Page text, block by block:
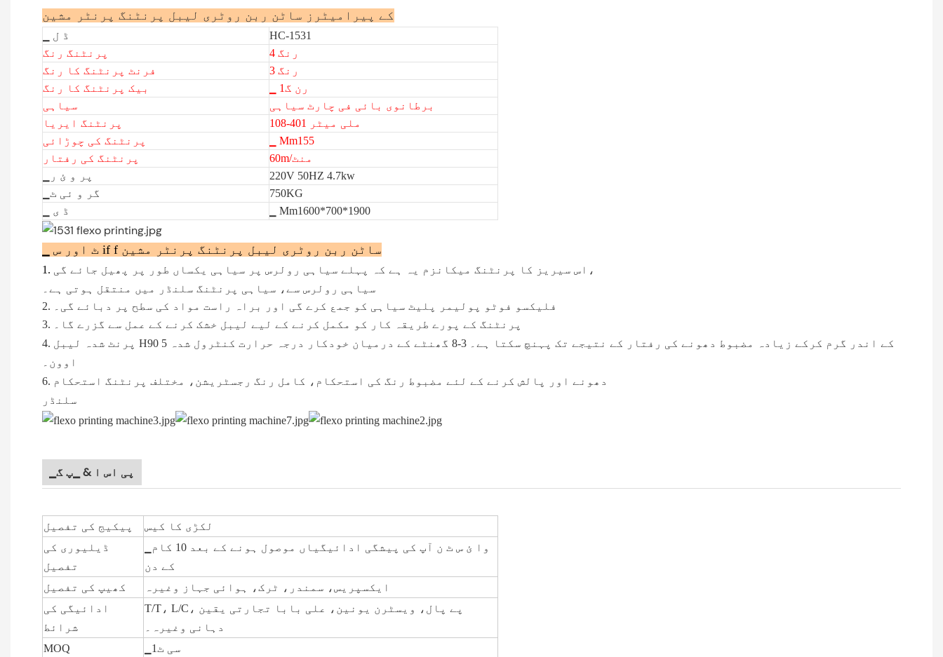
کے پیرامیٹرز ساٹن ربن روٹری لیبل پرنٹنگ پرنٹر مشین
▁ ڈ ل
HC-1531
پرنٹنگ رنگ
4 رنگ
فرنٹ پرنٹنگ کا رنگ
3 رنگ
بیک پرنٹنگ کا رنگ
▁ رن گ1
برطانوی بائی فی چارٹ سیاہی
پرنٹنگ ایریا
108-401 ملی میٹر
پرنٹنگ کی چوڑائی
▁ Mm155
پرنٹنگ کی رفتار
60m/منٹ
▁پر و ئ ر
220V 50HZ 4.7kw
▁گر و ئی ٹ
750KG
▁ ڈ ی
▁ Mm1600*700*1900
▁ ٹ اور س if f ساٹن ربن روٹری لیبل پرنٹنگ پرنٹر مشین
1.
اس سیریز کا پرنٹنگ میکانزم یہ ہے کہ پہلے سیاہی رولرس پر سیاہی یکساں طور پر پھیل جائے گی،
سیاہی رولرس سے، سیاہی پرنٹنگ سلنڈر میں منتقل ہوتی ہے۔
2. فلیکسو فوٹو پولیمر پلیٹ سیاہی کو جمع کرے گی اور براہ راست مواد کی سطح پر دبائے گی۔
3. پرنٹنگ کے پورے طریقہ کار کو مکمل کرنے کے لیے لیبل خشک کرنے کے عمل سے گزرے گا۔
4. پرنٹ شدہ لیبل H90 5 کے اندر گرم کرکے زیادہ مضبوط دھونے کی رفتار کے نتیجے تک پہنچ سکتا ہے۔ 3-8 گھنٹے کے درمیان خودکار درجہ حرارت کنٹرول شدہ
اوون۔
6. دھونے اور پالش کرنے کے لئے مضبوط رنگ کی استحکام، کامل رنگ رجسٹریشن، مختلف پرنٹنگ استحکام
سلنڈر
▁پی اس ا & ▁پ گ
پیکیج کی تفصیل
لکڑی کا کیس
ڈیلیوری کی
تفصیل
کے دن
کھیپ کی تفصیل
ایکسپریس، سمندر، ٹرک، ہوائی جہاز وغیرہ
ادائیگی کی
شرائط
T/T، L/C، پے پال، ویسٹرن یونین، علی بابا تجارتی یقین
دہانی وغیرہ۔
MOQ
▁سی ٹ1